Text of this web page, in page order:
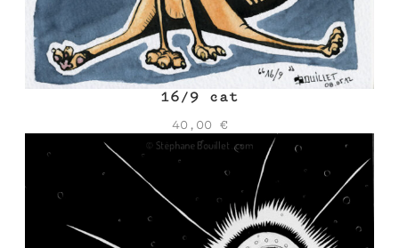
16/9 cat
40,00 €